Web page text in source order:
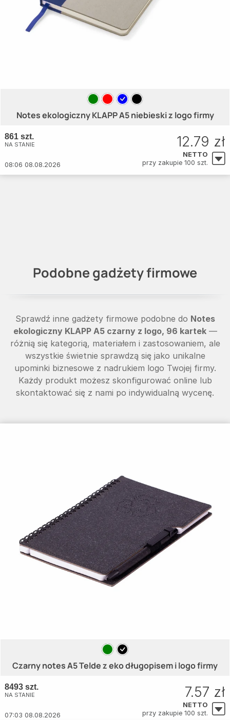
Notes ekologiczny KLAPP A5 niebieski z logo firmy
861 szt.
NA STANIE
08:06 08.08.2026
12.79 zł
NETTO
przy zakupie 100 szt.
Podobne gadżety firmowe
Sprawdź inne gadżety firmowe podobne do Notes
ekologiczny KLAPP A5 czarny z logo, 96 kartek—
różnią się kategorią, materiałem i zastosowaniem, ale
wszystkie świetnie sprawdzą się jako unikalne
upominki biznesowe z nadrukiem logo Twojej firmy.
Każdy produkt możesz skonfigurować online lub
skontaktować się z nami po indywidualną wycenę.
Czarny notes A5 Telde z eko długopisem i logo firmy
8493 szt.
NA STANIE
07:03 08.08.2026
7.57 zł
NETTO
przy zakupie 100 szt.